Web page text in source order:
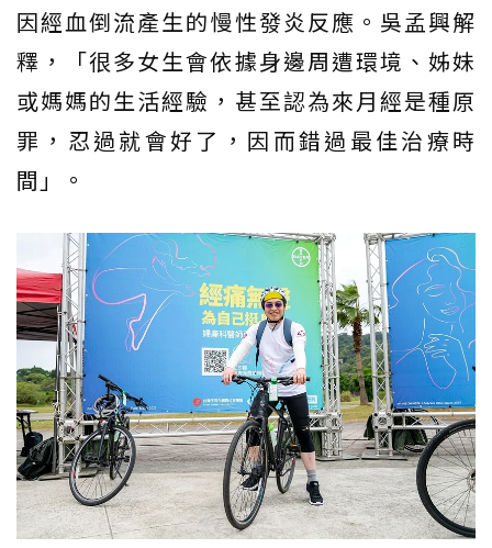
因經血倒流產生的慢性發炎反應。吳孟興解
釋，「很多女生會依據身邊周遭環境、姊妹
或媽媽的生活經驗，甚至認為來月經是種原
罪，忍過就會好了，因而錯過最佳治療時
間」。